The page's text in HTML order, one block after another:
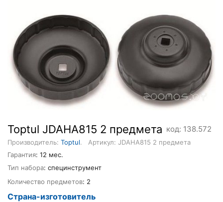
Toptul JDAHA815 2 предмета код: 138.572
Производитель: Toptul.
Артикул: JDAHA815 2 предмета
Гарантия: 12 мес.
Тип набора: специнструмент
Количество предметов: 2
Страна-изготовитель